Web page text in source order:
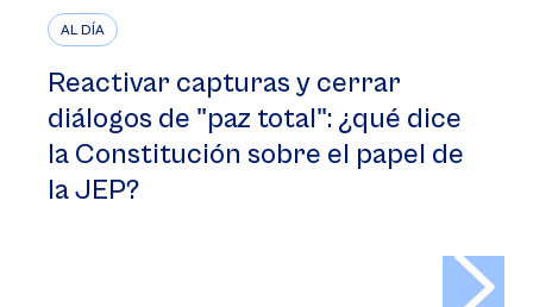
AL DÍA
Reactivar capturas y cerrar
diálogos de "paz total": ¿qué dice
la Constitución sobre el papel de
la JEP?